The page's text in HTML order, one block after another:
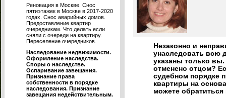
Реновация в Москве. Снос
пятиэтажек в Москве в 2017-2020
годах. Снос аварийных домов.
Предоставление квартир
очередникам. Что делать если
сняли с очереди на квартиру.
Переселение очередников.
Наследование недвижимости.
Оформление наследства.
Споры о наследстве.
Оспаривание завещания.
Признание права
собственности в порядке
наследования. Признание
завещания недействительным.
Незаконно и
унаследовать всю
указаны только
отменено отцом?
судебном порядке
квартиры на
можете